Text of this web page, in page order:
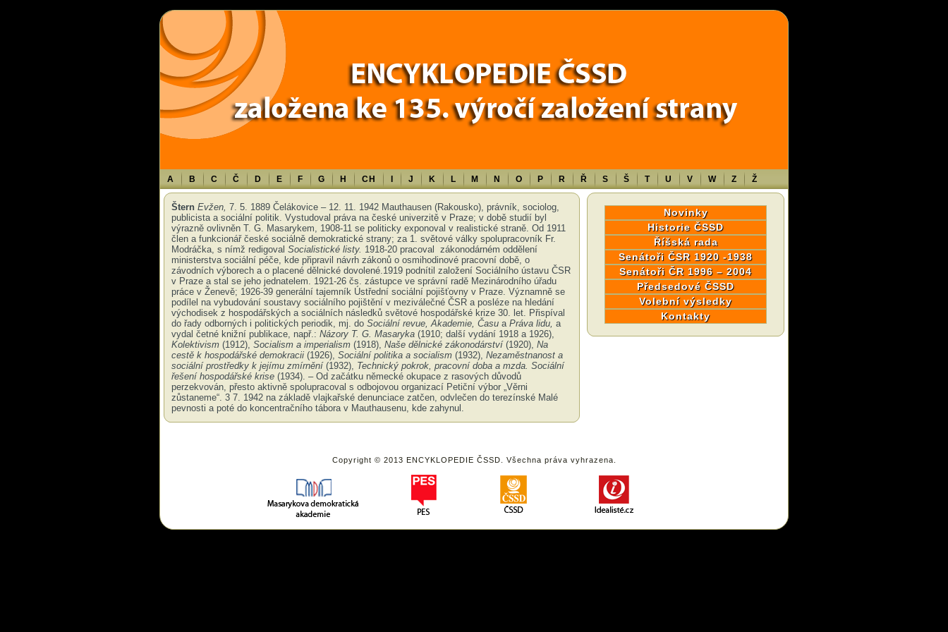
: Use of undefined constant TXT - assumed 'TXT' (this will throw an Error in a future version of PHP) in /data/www/17010/historiecssd_cz/www/wp-content/themes/sablona/functions.php
A B C Č D E F G H CH J K L M N O P R Ř S Š T U V W Z Ž
Štern Evžen, 7. 5. 1889 Čelákovice – 12. 11. 1942 Mauthausen (Rakousko), právník, sociolog,
publicista a sociální politik. Vystudoval práva na české univerzitě v Praze; v době studií byl
výrazně ovlivněn T. G. Masarykem, 1908-11 se politicky exponoval v realistické straně. Od 1911
člen a funkcionář české sociálně demokratické strany; za 1. světové války spolupracovník Fr.
Modráčka, s nímž redigoval Socialistické listy. 1918-20 pracoval zákonodárném oddělení
ministerstva sociální péče, kde připravil návrh zákonů o osmihodinové pracovní době, o
závodních výborech a o placené dělnické dovolené.1919 podnítil založení Sociálního ústavu ČSR
v Praze a stal se jeho jednatelem. 1921-26 čs. zástupce ve správní radě Mezinárodního úřadu
práce v Ženevě; 1926-39 generální tajemník Ústřední sociální pojišťovny v Praze. Významně se
podílel na vybudování soustavy sociálního pojištění v meziválečné ČSR a posléze na hledání
východisek z hospodářských a sociálních následků světové hospodářské krize 30. let. Přispíval
do řady odborných i politických periodik, mj. do Sociální revue, Akademie, Času a Práva lidu, a
vydal četné knižní publikace, např.: Názory T. G. Masaryka (1910; další vydání 1918 a 1926),
Kolektivism (1912), Socialism a imperialism (1918), Naše dělnické zákonodárství(1920), Na
cestě k hospodářské demokracii (1926), Sociální politika a socialism (1932), Nezaměstnanost a
sociální prostředky k jejímu zmírnění(1932), Technický pokrok, pracovní doba a mzda. Sociální
řešení hospodářské krise (1934). – Od začátku německé okupace z rasových důvodů
perzekvován, přesto aktivně spolupracoval s odbojovou organizací Petiční výbor „Věrni
zůstaneme“. 3 7. 1942 na základě vlajkařské denunciace zatčen, odvlečen do terezínské Malé
pevnosti a poté do koncentračního tábora v Mauthausenu, kde zahynul.
Novinky
Historie ČSSD
Říšská rada
Senátoři ČSR 1920 -1938
Senátoři ČR 1996 – 2004
Předsedové ČSSD
Volební výsledky
Kontakty
Copyright © 2013 ENCYKLOPEDIE ČSSD. Všechna práva vyhrazena.